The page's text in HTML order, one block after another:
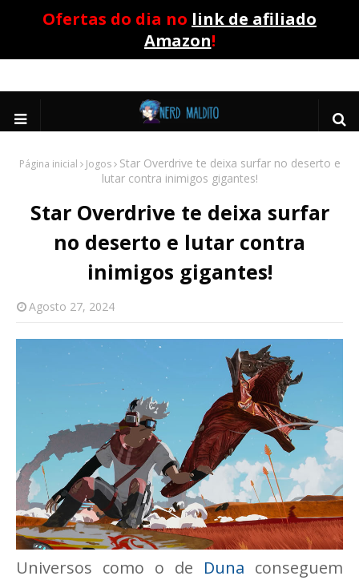
Ofertas do dia no link de afiliado
Amazon!
Página inicial Jogos
Star Overdrive te deixa surfar no deserto e
lutar contra inimigos gigantes!
Star Overdrive te deixa surfar
no deserto e lutar contra
inimigos gigantes!
Agosto 27, 2024
Universos como o de Duna conseguem